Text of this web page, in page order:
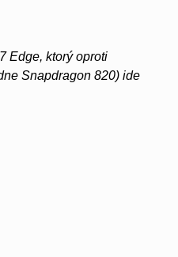
Edge, ktorý oproti
Snapdragon 820) ide